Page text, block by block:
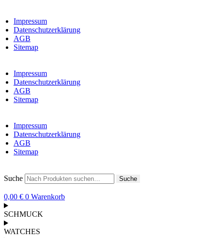
Impressum
Datenschutzerklärung
AGB
Sitemap
Impressum
Datenschutzerklärung
AGB
Sitemap
Impressum
Datenschutzerklärung
AGB
Sitemap
Suche Suche
0,00 € 0 Warenkorb
SCHMUCK
WATCHES